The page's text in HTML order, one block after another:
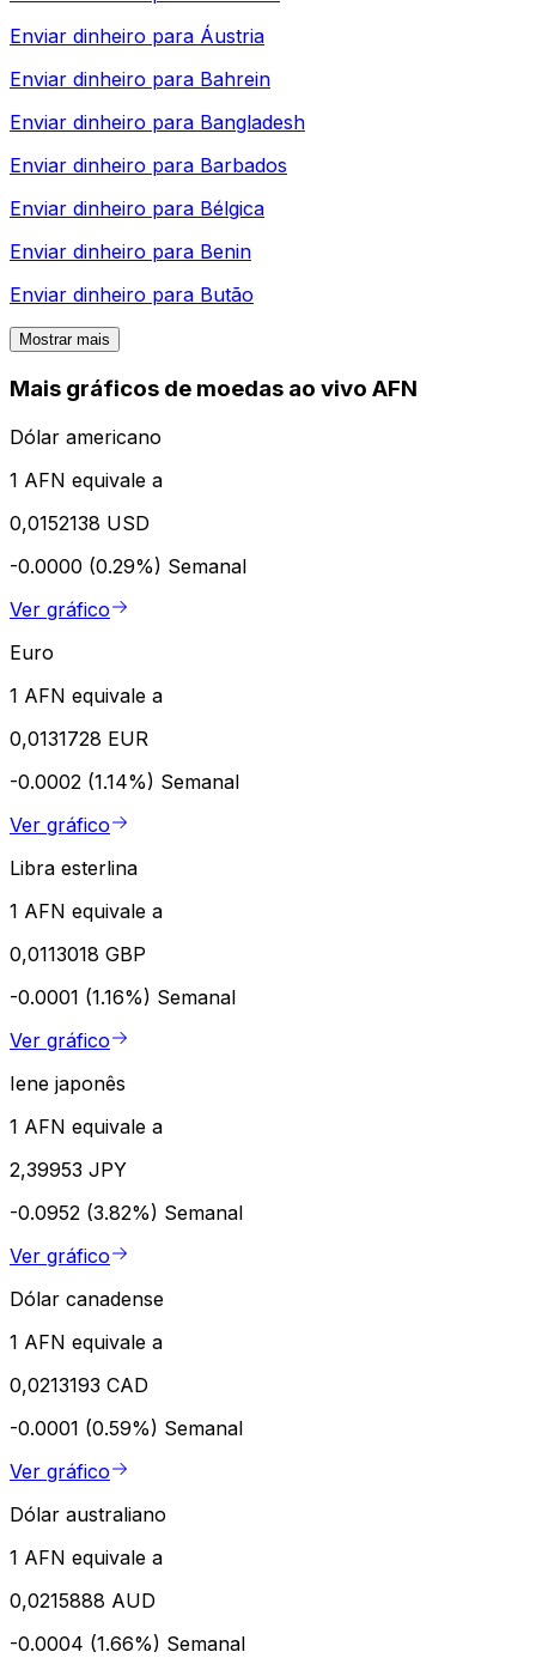
Enviar dinheiro para Áustria
Enviar dinheiro para Bahrein
Enviar dinheiro para Bangladesh
Enviar dinheiro para Barbados
Enviar dinheiro para Bélgica
Enviar dinheiro para Benin
Enviar dinheiro para Butão
Mostrar mais
Mais gráficos de moedas ao vivo AFN
Dólar americano
1 AFN equivale a
0,0152138 USD
-0.0000 (0.29%) Semanal
Ver gráfico
Euro
1 AFN equivale a
0,0131728 EUR
-0.0002 (1.14%) Semanal
Ver gráfico
Libra esterlina
1 AFN equivale a
0,0113018 GBP
-0.0001 (1.16%) Semanal
Ver gráfico
Iene japonês
1 AFN equivale a
2,39953 JPY
-0.0952 (3.82%) Semanal
Ver gráfico
Dólar canadense
1 AFN equivale a
0,0213193 CAD
-0.0001 (0.59%) Semanal
Ver gráfico
Dólar australiano
1 AFN equivale a
0,0215888 AUD
-0.0004 (1.66%) Semanal